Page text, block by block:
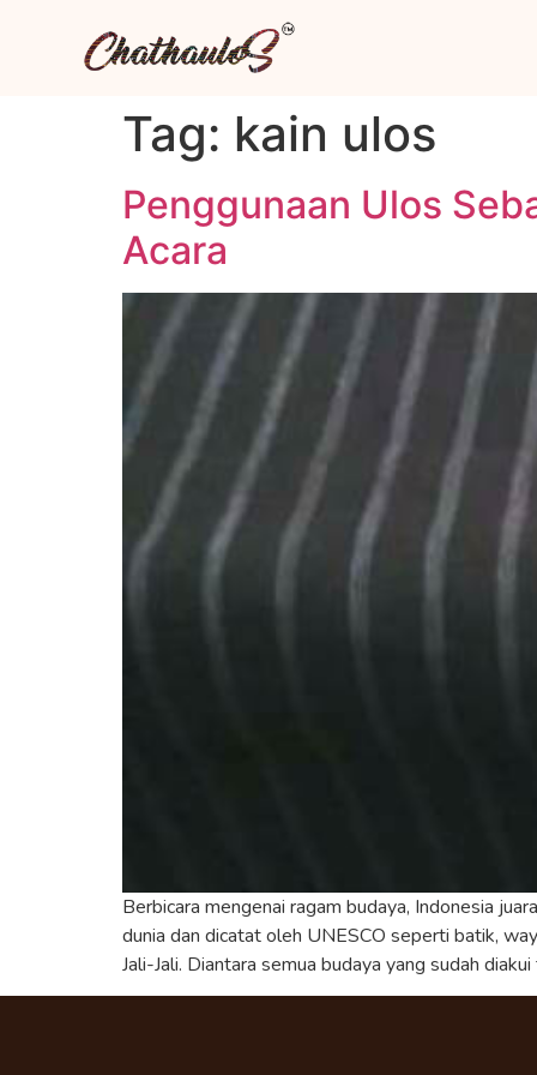
Tag: kain ulos
Penggunaan Ulos
Acara
Berbicara mengenai ragam budaya, Indonesia
dunia dan dicatat oleh UNESCO seperti batik,
Jali-Jali. Diantara semua budaya yang sudah